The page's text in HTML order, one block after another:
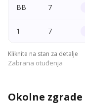
BB 7
1 7
Kliknite na stan za detalje
Zabrana otuđenja
Okolne zgrade